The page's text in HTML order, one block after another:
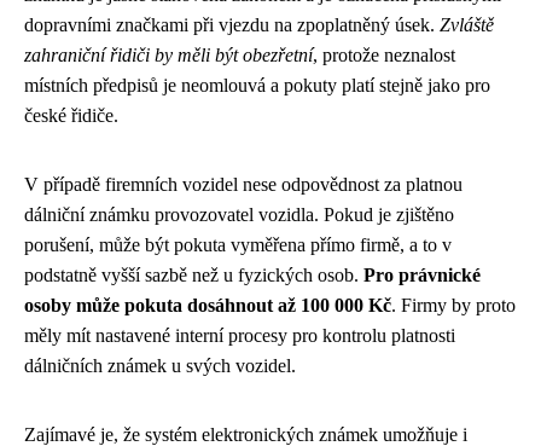
dopravními značkami při vjezdu na zpoplatněný úsek. Zvláště
zahraniční řidiči by měli být obezřetní, protože neznalost
místních předpisů je neomlouvá a pokuty platí stejně jako pro
české řidiče.
V případě firemních vozidel nese odpovědnost za platnou
dálniční známku provozovatel vozidla. Pokud je zjištěno
porušení, může být pokuta vyměřena přímo firmě, a to v
podstatně vyšší sazbě než u fyzických osob. Pro právnické
osoby může pokuta dosáhnout až 100 000 Kč. Firmy by proto
měly mít nastavené interní procesy pro kontrolu platnosti
dálničních známek u svých vozidel.
Zajímavé je, že systém elektronických známek umožňuje i